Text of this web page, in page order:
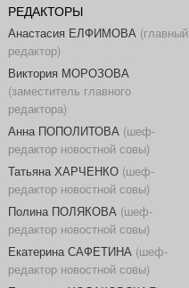
РЕДАКТОРЫ
Анастасия ЕЛФИМОВА (главный
редактор)
Виктория МОРОЗОВА
(заместитель главного
редактора)
Анна ПОПОЛИТОВА (шеф-
редактор новостной совы)
Татьяна ХАРЧЕНКО(шеф-
редактор новостной совы)
Полина ПОЛЯКОВА (шеф-
редактор новостной совы)
Екатерина САФЕТИНА (шеф-
редактор новостной совы)